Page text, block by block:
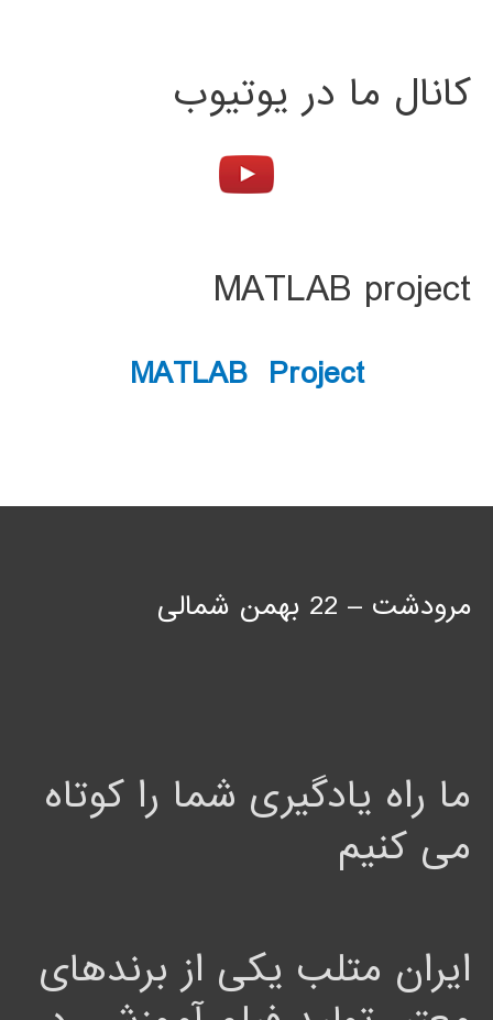
کانال ما در یوتیوب
MATLAB project
MATLAB Project
مرودشت – 22 بهمن شمالی
ما راه یادگیری شما را کوتاه
می کنیم
ایران متلب یکی از برندهای